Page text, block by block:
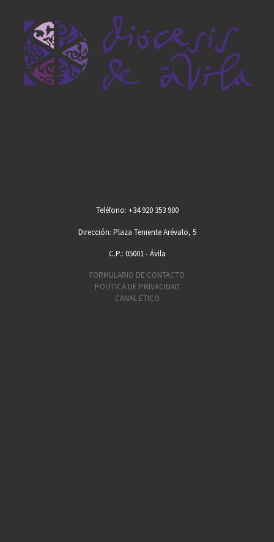
Teléfono: +34 920 353 900
Dirección: Plaza Teniente Arévalo, 5
C.P.: 05001 - Ávila
FORMULARIO DE CONTACTO
POLÍTICA DE PRIVACIDAD
CANAL ÉTICO